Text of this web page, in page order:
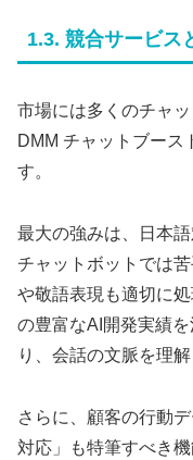
1.3. 競合サービス
市場には多くのチャ
DMM チャットブース
す。
最大の強みは、日本
チャットボットでは
や敬語表現も適切に
の豊富なAI開発実績
り、会話の文脈を理
さらに、顧客の行動
対応」も特筆すべき